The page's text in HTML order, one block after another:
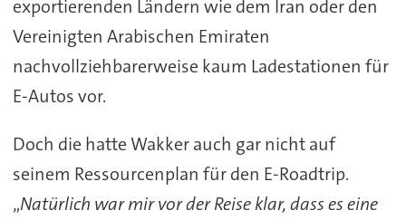
exportierenden Ländern wie dem Iran oder den
Vereinigten Arabischen Emiraten
nachvollziehbarerweise kaum Ladestationen für
E-Autos vor.
Doch die hatte Wakker auch gar nicht auf
seinem Ressourcenplan für den E-Roadtrip.
„Natürlich war mir vor der Reise klar, dass es eine